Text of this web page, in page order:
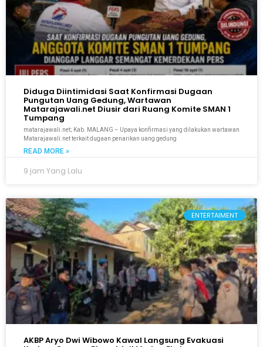
Diduga Diintimidasi Saat Konfirmasi Dugaan
Pungutan Uang Gedung, Wartawan
Matarajawali.net Diusir dari Ruang Komite SMAN 1
Tumpang
matarajawali.net; Kab. MALANG – Upaya konfirmasi yang dilakukan wartawan
Matarajawali.net terkait dugaan penarikan uang gedung
READ MORE »
9 jam Yang Lalu
ENTERTAIMENT
AKBP Aryo Dwi Wibowo Kawal Langsung Evakuasi